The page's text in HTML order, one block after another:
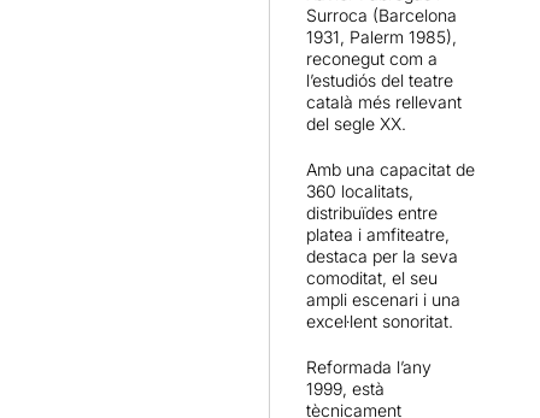
Surroca (Barcelona
1931, Palerm 1985),
reconegut com a
l’estudiós del teatre
català més rellevant
del segle XX.
Amb una capacitat de
360 localitats,
distribuïdes entre
platea i amfiteatre,
destaca per la seva
comoditat, el seu
ampli escenari i una
excel·lent sonoritat.
Reformada l’any
1999, està
tècnicament